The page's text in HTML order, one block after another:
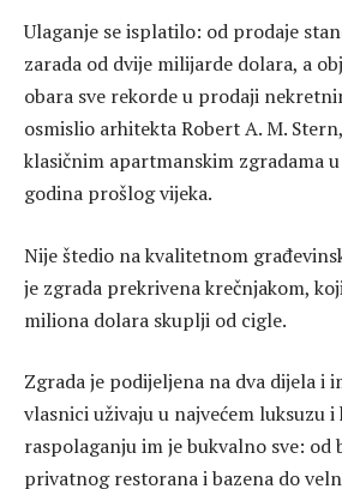
Ulaganje se isplatilo: od prodaje
zarada od dvije milijarde dolara, a
obara sve rekorde u prodaji
osmislio arhitekta Robert A. M.
klasičnim apartmanskim zgradama
godina prošlog vijeka.
Nije štedio na kvalitetnom
je zgrada prekrivena krečnjakom,
miliona dolara skuplji od cigle.
Zgrada je podijeljena na dva dijela i
vlasnici uživaju u najvećem luksuzu
raspolaganju im je bukvalno sve: od
privatnog restorana i bazena do